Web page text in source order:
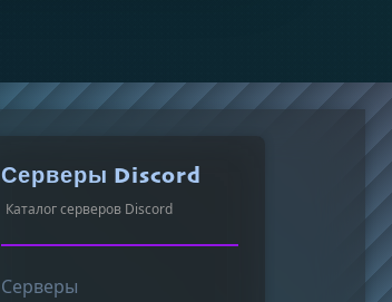
Серверы Discord
Каталог серверов Discord
Серверы